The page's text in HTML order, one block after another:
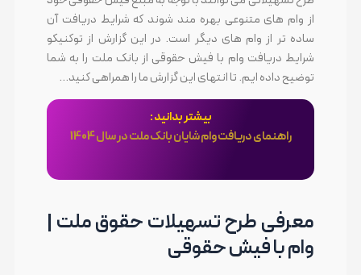
از وام های متنوعی بهره مند شوند که شرایط دریافت آن
ساده تر از وام های دیگر است. در این گزارش از توکنیکو
شرایط دریافت وام با فیش حقوقی از بانک ملت را به شما
توضیح داده ایم. تا انتهای این گزارش ما را همراهی کنید…
بیشتر بدانید :
راهنمای دریافت وام شایان بانک ملت در سال 1404
معرفی طرح تسهیلات حقوق ملت |
وام با فیش حقوقی